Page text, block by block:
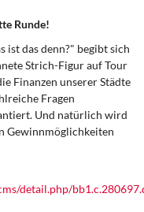
Runde!
ist das denn?" begibt sich
Strich-Figur auf Tour
Finanzen unserer Städte
Fragen
Und natürlich wird
Gewinnmöglichkeiten
detail.php/